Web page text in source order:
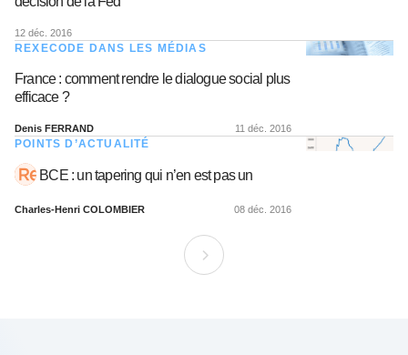
12 déc. 2016
REXECODE DANS LES MÉDIAS
France : comment rendre le dialogue social plus
efficace ?
Denis FERRAND 11 déc. 2016
POINTS D’ACTUALITÉ
BCE : un tapering qui n’en est pas un
Charles-Henri COLOMBIER 08 déc. 2016